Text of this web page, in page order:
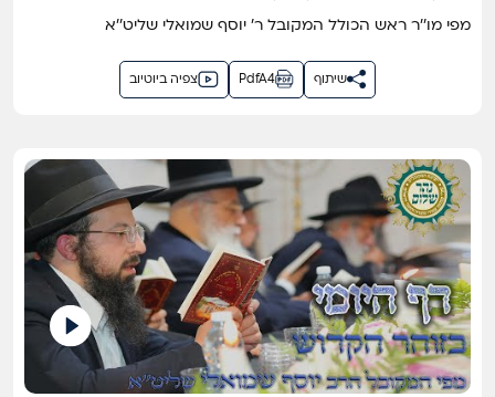
מפי מו''ר ראש הכולל המקובל ר' יוסף שמואלי שליט''א
צפיה ביוטיוב PdfA4 שיתוף